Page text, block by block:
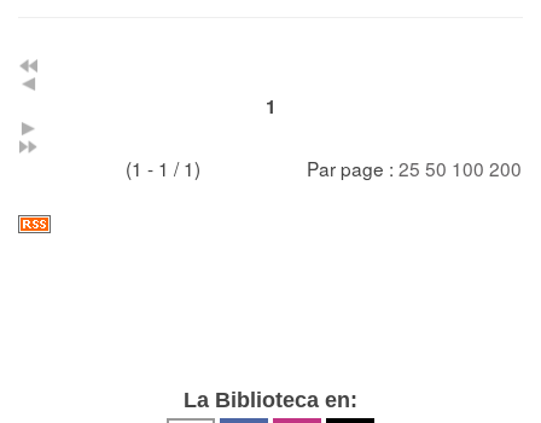
1
(1 - 1 / 1) Par page : 25 50 100 200
La Biblioteca en: